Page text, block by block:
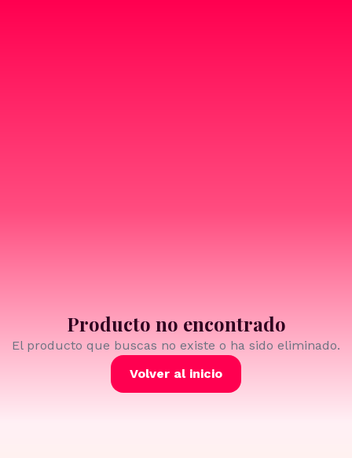
Producto no encontrado
El producto que buscas no existe o ha sido eliminado.
Volver al inicio